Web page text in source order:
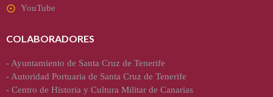
YouTube
COLABORADORES
- Ayuntamiento de Santa Cruz de Tenerife
- Autoridad Portuaria de Santa Cruz de Tenerife
- Centro de Historia y Cultura Militar de Canarias